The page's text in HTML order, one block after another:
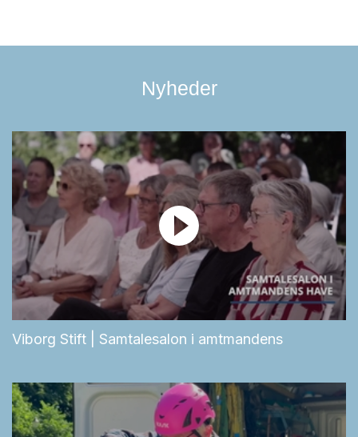
Nyheder
Viborg Stift | Samtalesalon i amtmandens